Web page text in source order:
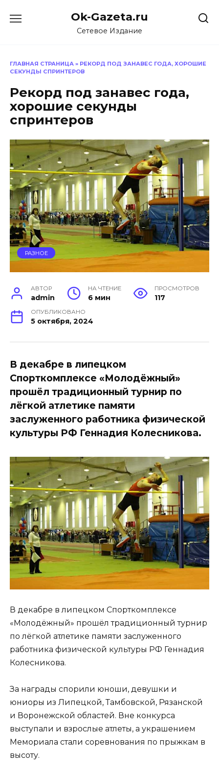
Ok-Gazeta.ru
Сетевое Издание
ГЛАВНАЯ СТРАНИЦА » РЕКОРД ПОД ЗАНАВЕС ГОДА, ХОРОШИЕ
СЕКУНДЫ СПРИНТЕРОВ
Рекорд под занавес года,
хорошие секунды
спринтеров
РАЗНОЕ
АВТОР
admin
НА ЧТЕНИЕ
6 мин
ПРОСМОТРОВ
117
ОПУБЛИКОВАНО
5 октября, 2024
В декабре в липецком
Спорткомплексе «Молодёжный»
прошёл традиционный турнир по
лёгкой атлетике памяти
заслуженного работника физической
культуры РФ Геннадия Колесникова.
В декабре в липецком Спорткомплексе
«Молодёжный» прошёл традиционный турнир
по лёгкой атлетике памяти заслуженного
работника физической культуры РФ Геннадия
Колесникова.
За награды спорили юноши, девушки и
юниоры из Липецкой, Тамбовской, Рязанской
и Воронежской областей. Вне конкурса
выступали и взрослые атлеты, а украшением
Мемориала стали соревнования по прыжкам в
высоту.